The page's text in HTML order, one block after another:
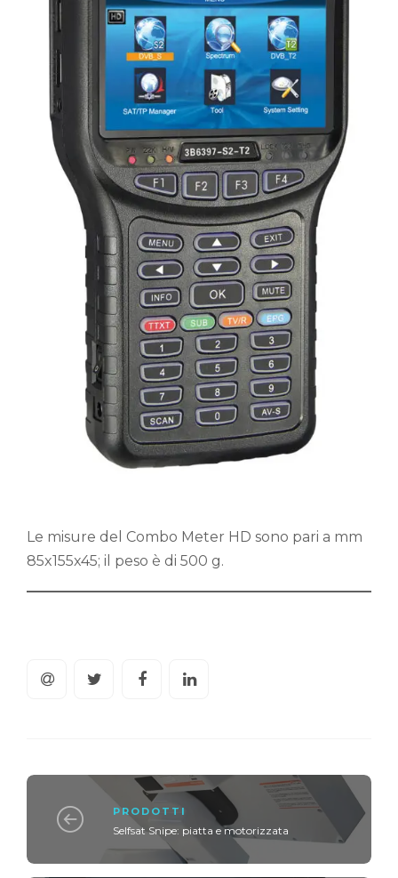
Le misure del Combo Meter HD sono pari a mm
85x155x45; il peso è di 500 g.
PRODOTTI
Selfsat Snipe: piatta e motorizzata